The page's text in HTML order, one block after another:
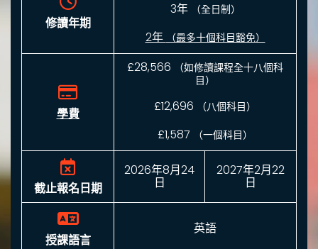
修讀年期
3年 （全日制）
2年 （最多十個科目豁免）
學費
£28,566
（如修讀課程全十八個科
目）
£12,696 （八個科目）
£1,587 （一個科目）
截止報名日期
2026年8月24
日
2027年2月22
日
授課語言
英語